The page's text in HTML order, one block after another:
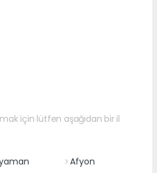
için lütfen aşağıdan bir il
Afyon